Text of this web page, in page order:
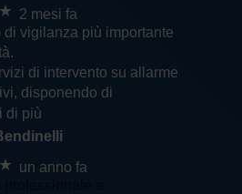
2 mesi fa
di vigilanza più importante
di intervento su allarme
disponendo di
di più
un anno fa